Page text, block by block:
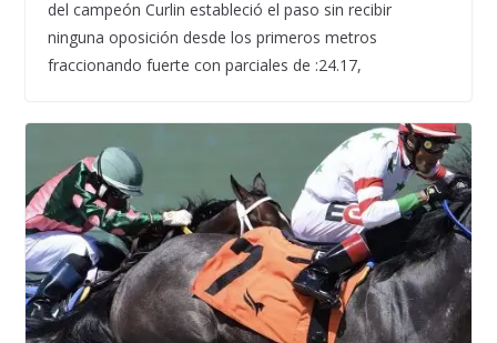
del campeón Curlin estableció el paso sin recibir
ninguna oposición desde los primeros metros
fraccionando fuerte con parciales de :24.17,